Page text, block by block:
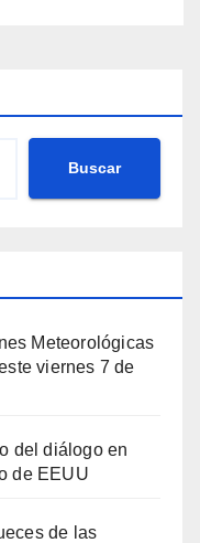
Buscar
Meteorológicas
viernes 7 de
del diálogo en
de EEUU
de las